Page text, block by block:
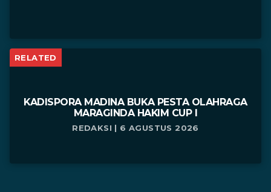
RELATED
KADISPORA MADINA BUKA PESTA OLAHRAGA
MARAGINDA HAKIM CUP I
REDAKSI | 6 AGUSTUS 2026